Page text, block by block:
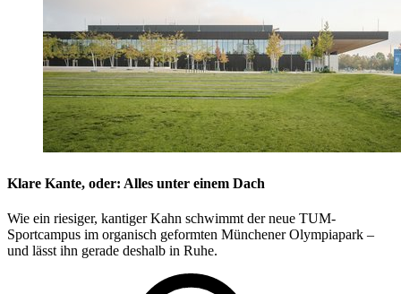
Klare Kante, oder: Alles unter einem Dach
Wie ein riesiger, kantiger Kahn schwimmt der neue TUM-
Sportcampus im organisch geformten Münchener Olympiapark –
und lässt ihn gerade deshalb in Ruhe.